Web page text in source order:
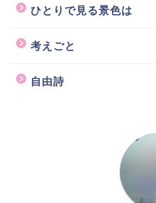
ひとりで見る景色は
考えごと
自由詩